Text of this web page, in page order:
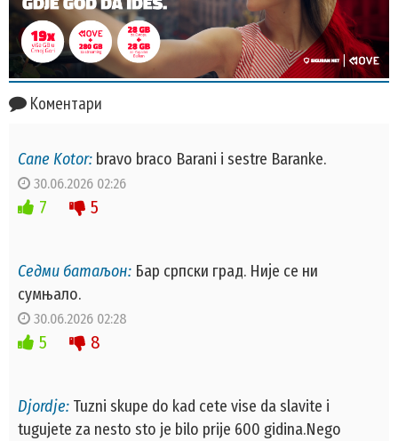
Коментари
Cane Kotor: bravo braco Barani i sestre Baranke.
30.06.2026 02:26
7 5
Седми батаљон: Бар српски град. Није се ни
сумњало.
30.06.2026 02:28
5 8
Djordje: Tuzni skupe do kad cete vise da slavite i
tugujete za nesto sto je bilo prije 600 gidina.Nego